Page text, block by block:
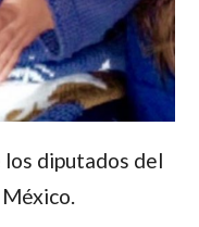
diputados del